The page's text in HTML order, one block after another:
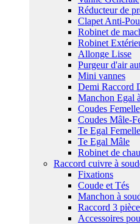
Réducteur de
Clapet Anti-
Robinet de
Robinet
Allonge Lisse
Purgeur d'air
Mini vannes
Demi Raccord
Manchon Egal
Coudes Femelle
Coudes Mâle-
Te Egal Femelle
Te Egal Mâle
Robinet de
Raccord cuivre à
Fixations
Coude et Tés
Manchon à
Raccord 3
Accessoires